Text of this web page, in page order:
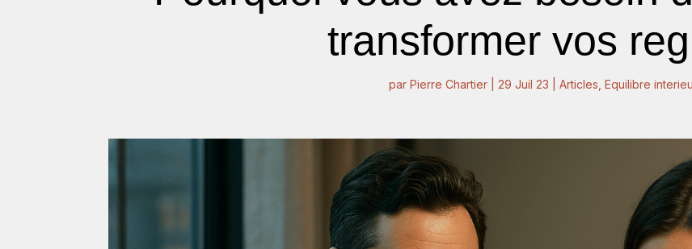
transformer vos
par Pierre Chartier 29 Juil 23 Articles Equilibre